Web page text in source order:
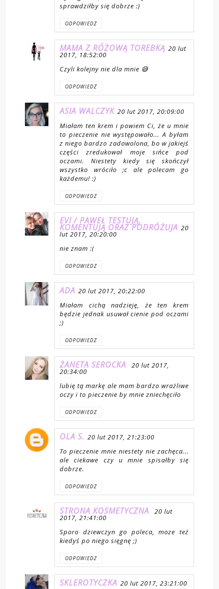
sprawdziłby się dobrze :)
ODPOWIEDZ
MAMA Z RÓŻOWĄ TOREBKĄ 20 lut
2017, 18:52:00
Czyli kolejny nie dla mnie 😅
ODPOWIEDZ
ASIA WALCZYK 20 lut 2017, 20:09:00
Miałam ten krem i powiem Ci, że u mnie
to pieczenie nie występowało... A byłam
z niego bardzo zadowolona, bo w jakiejś
części zredukował moje sińce pod
oczami. Niestety kiedy się skończył
wszystko wróciło ;c ale polecam go
każdemu! :)
ODPOWIEDZ
EVI / PAWEŁ TESTUJĄ,
KOMENTUJĄ ORAZ PODRÓŻUJA 20
lut 2017, 20:20:00
nie znam :(
ODPOWIEDZ
ADA 20 lut 2017, 20:22:00
Miałam cichą nadzieję, że ten krem
będzie jednak usuwał cienie pod oczami
;)
ODPOWIEDZ
ŻANETA SEROCKA 20 lut 2017,
20:34:00
lubię tą markę ale mam bardzo wrażliwe
oczy i to pieczenie by mnie zniechęciło
ODPOWIEDZ
OLA S. 20 lut 2017, 21:23:00
To pieczenie mnie niestety nie zachęca...
ale ciekawe czy u mnie spisałby się
dobrze.
ODPOWIEDZ
STRONA KOSMETYCZNA 20 lut
2017, 21:41:00
Sporo dziewczyn go poleca, moze też
kiedyś po niego sięgnę ;)
ODPOWIEDZ
SKLEROTYCZKA 20 lut 2017, 23:21:00